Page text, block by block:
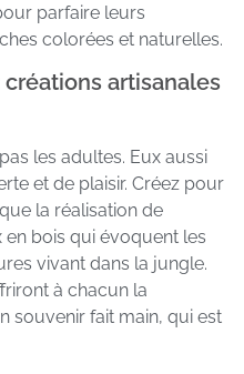
parfaire leurs
colorées et naturelles.
artisanales
les adultes. Eux aussi
et de plaisir. Créez pour
la réalisation de
bois qui évoquent les
vivant dans la jungle.
à chacun la
souvenir fait main, qui est